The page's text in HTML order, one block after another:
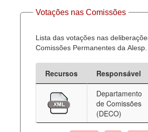
Votações nas Comissões
Lista das votações nas
Comissões Permanentes da Alesp.
Recursos Responsável
Departamento
de Comissões
(DECO)